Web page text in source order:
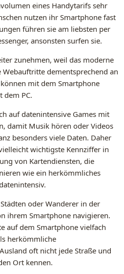
eines Handytarifs sehr
nutzen ihr Smartphone fast
führen sie am liebsten per
ansonsten surfen sie.
zunehmen, weil das moderne
Webauftritte dementsprechend an
mit dem Smartphone
dem PC.
auf datenintensive Games mit
damit Musik hören oder Videos
besonders viele Daten. Daher
wichtigste Kennziffer in
von Kartendiensten, die
wie ein herkömmliches
oder Wanderer in der
ihrem Smartphone navigieren.
auf dem Smartphone vielfach
herkömmliche
oft nicht jede Straße und
Ort kennen.